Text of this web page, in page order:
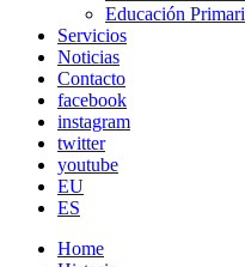
Educación
Servicios
Noticias
Contacto
facebook
instagram
twitter
youtube
EU
ES
Home